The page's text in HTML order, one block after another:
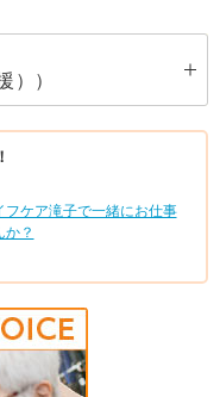
））
フケア滝子で一緒にお仕事
か？